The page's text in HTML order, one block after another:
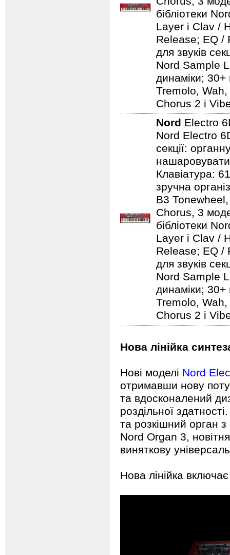
бібліотеки
Layer і Clav /
Release; EQ /
для звуків
Nord Sample
динаміки; 30+
Tremolo,
Chorus 2 і
Nord Electro
Nord Electro
секції:
нашаровувати
Клавіатура:
зручна
B3
Chorus, 3
бібліотеки
Layer і Clav /
Release; EQ /
для звуків
Nord Sample
динаміки; 30+
Tremolo,
Chorus 2 і
Нова лінійка
Нові моделі Nord
отримавши нову
та вдосконалений
роздільної
та розкішний орган з
Nord Organ 3,
виняткову
Нова лінійка